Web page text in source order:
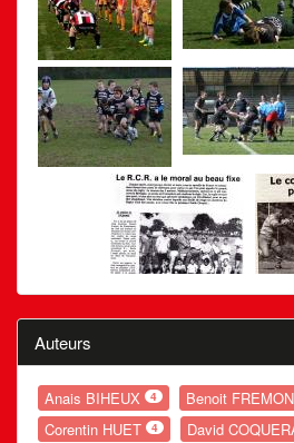
Auteurs
Anais BIHEUX 4 Benoit
Corentin HUET 4 David